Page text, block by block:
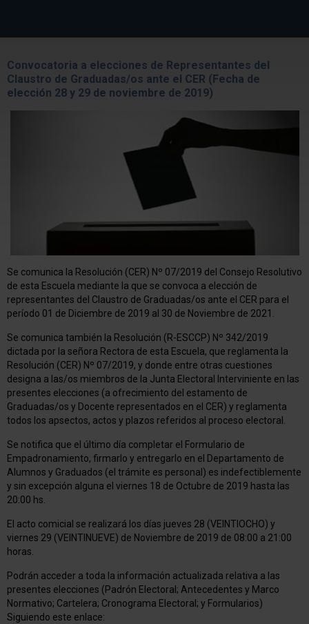
Convocatoria a elecciones de Representantes del
Claustro de Graduadas/os ante el CER (Fecha de
elección 28 y 29 de noviembre de 2019)
Se comunica la Resolución (CER) Nº 07/2019 del Consejo Resolutivo
de esta Escuela mediante la que se convoca a elección de
representantes del Claustro de Graduadas/os ante el CER para el
período 01 de Diciembre de 2019 al 30 de Noviembre de 2021.
Se comunica también la Resolución (R-ESCCP) Nº 342/2019
dictada por la señora Rectora de esta Escuela, que reglamenta la
Resolución (CER) Nº 07/2019, y donde entre otras cuestiones
designa a las/os miembros de la Junta Electoral Interviniente en las
presentes elecciones (a ofrecimiento del estamento de
Graduadas/os y Docente representados en el CER) y reglamenta
todos los apsectos, actos y plazos referidos al proceso electoral.
Se notifica que el último día completar el Formulario de
Empadronamiento, firmarlo y entregarlo en el Departamento de
Alumnos y Graduados (el trámite es personal) es indefectiblemente
y sin excepción alguna el viernes 18 de Octubre de 2019 hasta las
20:00 hs.
El acto comicial se realizará los días jueves 28 (VEINTIOCHO) y
viernes 29 (VEINTINUEVE) de Noviembre de 2019 de 08:00 a 21:00
horas.
Podrán acceder a toda la información actualizada relativa a las
presentes elecciones (Padrón Electoral; Antecedentes y Marco
Normativo; Cartelera; Cronograma Electoral; y Formularios)
Siguiendo este enlace: